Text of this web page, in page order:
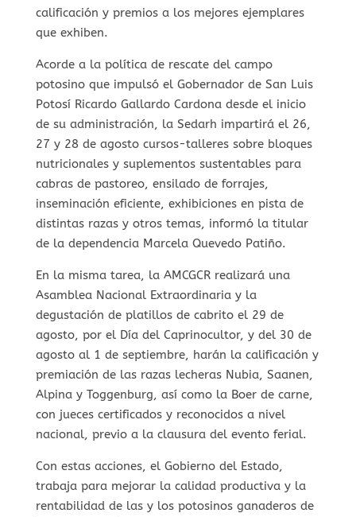
calificación y premios a los mejores ejemplares
que exhiben.
Acorde a la política de rescate del campo
potosino que impulsó el Gobernador de San Luis
Potosí Ricardo Gallardo Cardona desde el inicio
de su administración, la Sedarh impartirá el 26,
27 y 28 de agosto cursos-talleres sobre bloques
nutricionales y suplementos sustentables para
cabras de pastoreo, ensilado de forrajes,
inseminación eficiente, exhibiciones en pista de
distintas razas y otros temas, informó la titular
de la dependencia Marcela Quevedo Patiño.
En la misma tarea, la AMCGCR realizará una
Asamblea Nacional Extraordinaria y la
degustación de platillos de cabrito el 29 de
agosto, por el Día del Caprinocultor, y del 30 de
agosto al 1 de septiembre, harán la calificación y
premiación de las razas lecheras Nubia, Saanen,
Alpina y Toggenburg, así como la Boer de carne,
con jueces certificados y reconocidos a nivel
nacional, previo a la clausura del evento ferial.
Con estas acciones, el Gobierno del Estado,
trabaja para mejorar la calidad productiva y la
rentabilidad de las y los potosinos ganaderos de